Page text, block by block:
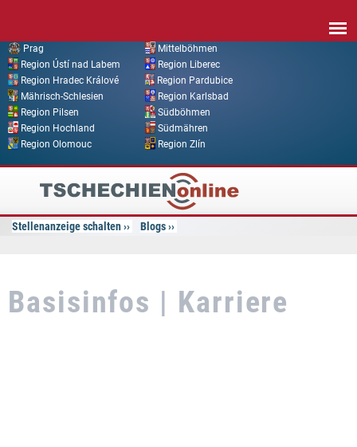
Prag
Mittelböhmen
Region Ústí nad Labem
Region Liberec
Region Hradec Králové
Region Pardubice
Mährisch-Schlesien
Region Karlsbad
Region Pilsen
Südböhmen
Region Hochland
Südmähren
Region Olomouc
Region Zlín
Tschechien
Online
Stellenanzeige schalten Blogs
Basisinfos | Karriere